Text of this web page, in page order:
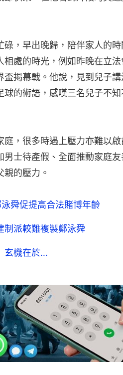
，早出晚歸，陪伴家人的時
處的時光，例如昨晚在立法
揭幕戰。他說，見到兒子
的術語，感嘆三名兒子不知
，很多時遇上壓力亦難以啟
士待產假、全面推動家庭
的壓力。
舜促提高合法賭博年齡
制派較難複製鄭泳舜
玄機在於…